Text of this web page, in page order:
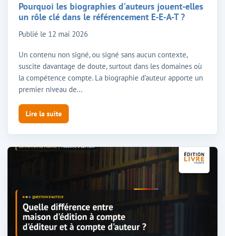
Pourquoi les biographies d'auteurs jouent-elles
un rôle clé dans le référencement E-E-A-T ?
Publié le 12 mai 2026
Un contenu non signé, ou signé sans aucun contexte,
suscite davantage de doute, surtout dans les domaines où
la compétence compte. La biographie d’auteur apporte un
premier niveau de...
Lire la suite